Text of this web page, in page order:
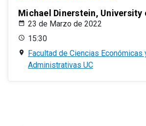
Michael Dinerstein, University
23 de Marzo de 2022
15:30
Facultad de Ciencias Económicas
Administrativas UC